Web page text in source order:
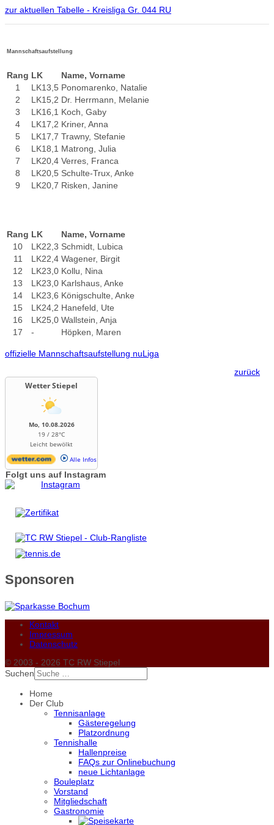
zur aktuellen Tabelle - Kreisliga Gr. 044 RU
Mannschaftsaufstellung
Rang LK
Name, Vorname
1
LK13,5 Ponomarenko, Natalie
2
LK15,2 Dr. Herrmann, Melanie
3
LK16,1 Koch, Gaby
4
LK17,2 Kriner, Anna
5
LK17,7 Trawny, Stefanie
6
LK18,1 Matrong, Julia
7
LK20,4 Verres, Franca
8
LK20,5 Schulte-Trux, Anke
9
LK20,7 Risken, Janine
Rang LK
Name, Vorname
10
LK22,3 Schmidt, Lubica
11
LK22,4 Wagener, Birgit
12
LK23,0 Kollu, Nina
13
LK23,0 Karlshaus, Anke
14
LK23,6 Königschulte, Anke
15
LK24,2 Hanefeld, Ute
16
LK25,0 Wallstein, Anja
17
- Höpken, Maren
offizielle Mannschaftsaufstellung nuLiga
zurück
Wetter Stiepel
Mo, 10.08.2026
19 / 28°C
Leicht bewölkt
Alle Infos
Folgt uns auf Instagram
Sponsoren
Kontakt
Impressum
Datenschutz
© 2003 - 2026 TC RW Stiepel
Suchen
Home
Der Club
Tennisanlage
Gästeregelung
Platzordnung
Tennishalle
Hallenpreise
FAQs zur Onlinebuchung
neue Lichtanlage
Bouleplatz
Vorstand
Mitgliedschaft
Gastronomie